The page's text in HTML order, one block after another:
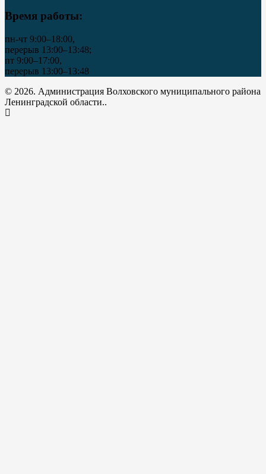
Время работы:
пн-чт 9:00–18:00,
перерыв 13:00–13:48;
пт 9:00–17:00,
перерыв 13:00–13:48
© 2026. Администрация Волховского муниципального района
Ленинградской области..